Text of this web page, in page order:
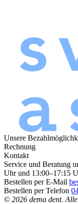
Unsere
Rechnung
Kontakt
Service und Beratung
Uhr und 13:00–17:15
Bestellen per E-Mail
Bestellen per Telefon
© 2026 dema dent.